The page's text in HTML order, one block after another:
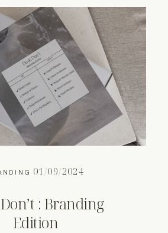
01/09/2024
: Branding
Edition